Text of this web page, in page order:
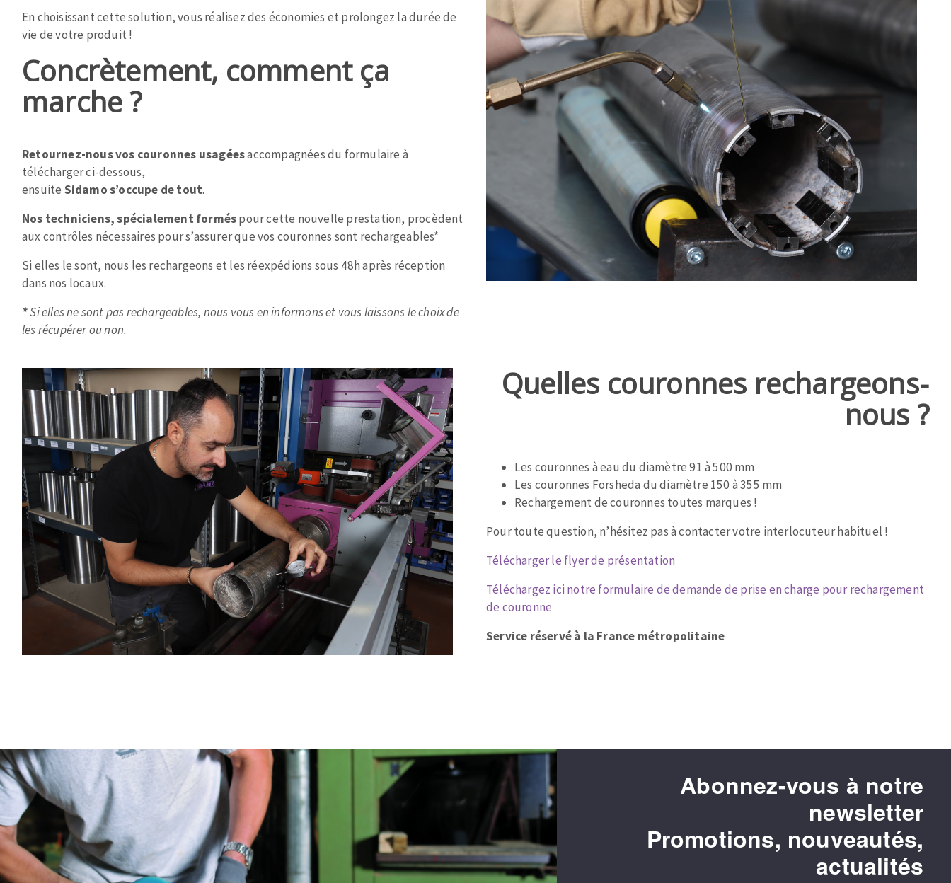
Plateaux supports
DISQUES ABRASIFS
Meules d'ébarbage
Disque intissé
Meules sur tige
Brosses
Meules de tourets
Rouleaux d'atelier
NETTOYAGE
MACHINES POUR LE TRAVAIL DU
MÉTAL
Tronçonneuses
Scies à ruban
Perceuses
Perceuses magnétiques
Affuteurs de forets
OUTILS COUPANTS
Fraises scies
Fraise HSS
Forets métaux
En choisissant cette solution, vous réalisez des économies et prolongez la durée de
vie de votre produit !
Concrètement, comment ça
marche ?
Retournez-nous vos couronnes usagéesaccompagnées du formulaire à
télécharger ci-dessous,
ensuite Sidamo s’occupe de tout.
Nos techniciens, spécialement forméspour cette nouvelle prestation, procèdent
aux contrôles nécessaires pour s’assurer que vos couronnes sont rechargeables*
Si elles le sont, nous les rechargeons et les réexpédions sous 48h après réception
dans nos locaux.
*Si elles ne sont pas rechargeables, nous vous en informons et vous laissons le choix de
les récupérer ou non.
Image
ZoneQuelles couronnes rechargeons-
nous ?
Les couronnes à eau du diamètre 91 à 500 mm
Les couronnes Forsheda du diamètre 150 à 355 mm
Rechargement de couronnes toutes marques !
Pour toute question, n’hésitez pas à contacter votre interlocuteur habituel !
Télécharger le flyer de présentation
Téléchargez ici notre formulaire de demande de prise en charge pour rechargement
de couronne
Service réservé à la France métropolitaine
Abonnez-vous à notre
newsletter
Promotions, nouveautés,
actualités